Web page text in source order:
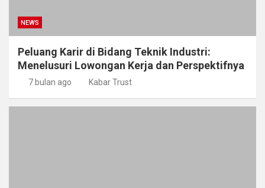
NEWS
Peluang Karir di Bidang Teknik Industri:
Menelusuri Lowongan Kerja dan Perspektifnya
7 bulan ago Kabar Trust